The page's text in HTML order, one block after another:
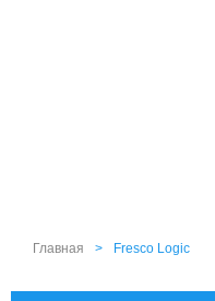
Главная > Fresco Logic